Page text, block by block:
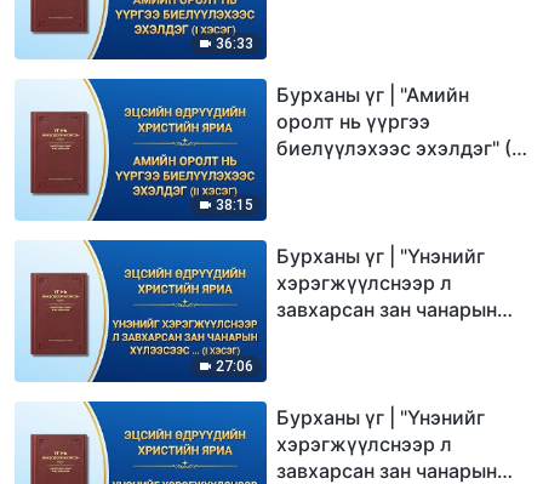
36:33
38:15
Бурханы үг | "Амийн
оролт нь үүргээ
биелүүлэхээс эхэлдэг" (II
27:06
Бурханы үг | "Үнэнийг
хэрэгжүүлснээр л
завхарсан зан чанарын
Бурханы үг | "Үнэнийг
хэрэгжүүлснээр л
завхарсан зан чанарын